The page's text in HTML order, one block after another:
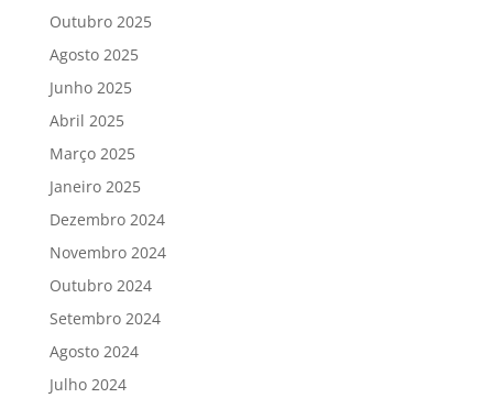
Outubro 2025
Agosto 2025
Junho 2025
Abril 2025
Março 2025
Janeiro 2025
Dezembro 2024
Novembro 2024
Outubro 2024
Setembro 2024
Agosto 2024
Julho 2024